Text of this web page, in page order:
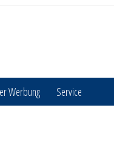
Werbung Service